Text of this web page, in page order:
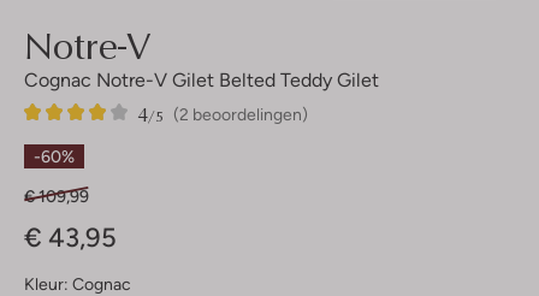
Notre-V
Cognac Notre-V Gilet Belted Teddy Gilet
(2 beoordelingen)
4/5
2
4
Sterren
-60%
€ 109,99
€ 43,95
Kleur: Cognac